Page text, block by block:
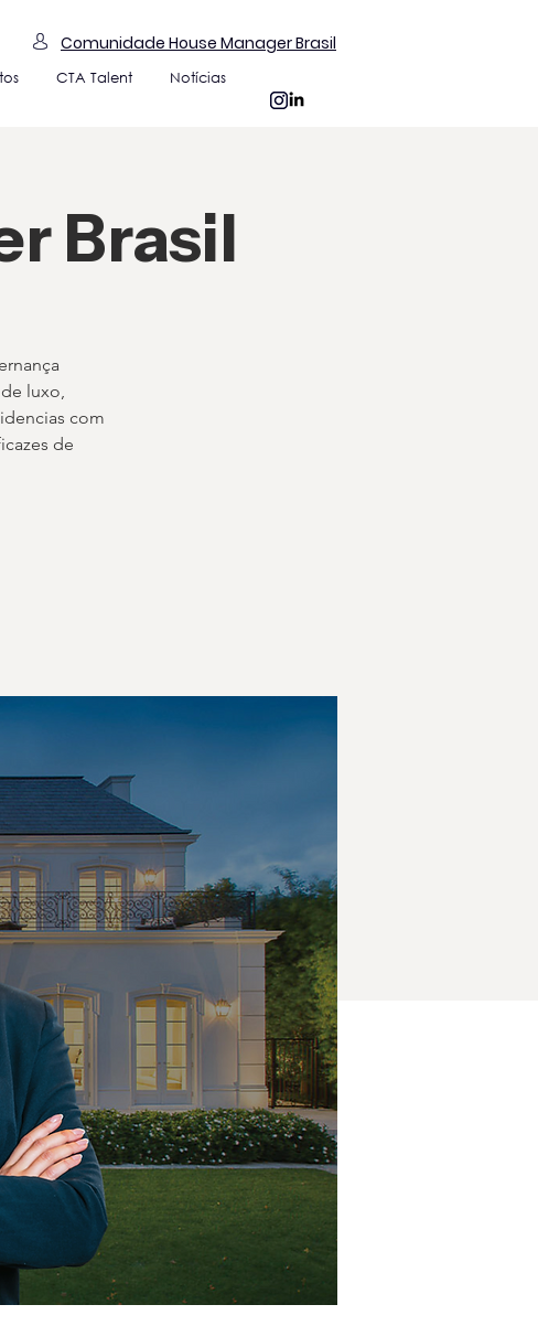
Comunidade House Manager Brasil
CTA Talent Notícias
Brasil
luxo,
com
de